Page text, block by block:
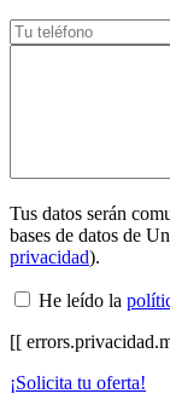
Tus datos serán
bases de datos de
privacidad).
He leído la
[[
¡Solicita tu oferta!